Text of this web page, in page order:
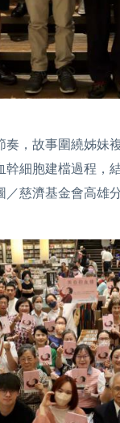
奏，故事圍繞姊妹
細胞建檔過程，
／慈濟基金會高雄